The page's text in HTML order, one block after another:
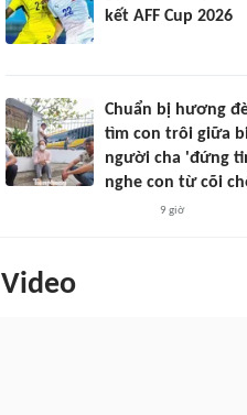
kết AFF Cup 2026
Chuẩn bị hương
tìm con trôi giữa
người cha 'đứng
nghe con từ cõi
9 giờ
Video